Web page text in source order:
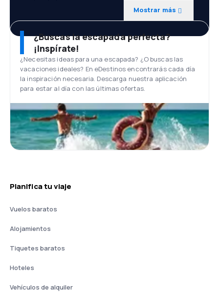
Mostrar más
¿Buscas la escapada perfecta?
¡Inspírate!
¿Necesitas ideas para una escapada? ¿O buscas las
vacaciones ideales? En eDestinos encontrarás cada día
la inspiración necesaria. Descarga nuestra aplicación
para estar al día con las últimas ofertas.
Planifica tu viaje
Vuelos baratos
Alojamientos
Tiquetes baratos
Hoteles
Vehículos de alquiler